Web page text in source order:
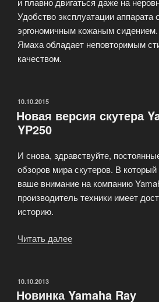
Удобство эксплуатации аппарата
эргономичным кожаным
Ямаха обладает неповторимым
качеством.
ОПУБЛИКОВАНО
10.10.2015
Новая версия скутера
YP250
И снова, здравствуйте,
обзоров мира скутеров. В
ваше внимание на компанию
производитель техники имеет
историю.
Читать далее
Majesty
ОПУБЛИКОВАНО
10.10.2013
Новинка Yamaha Ray